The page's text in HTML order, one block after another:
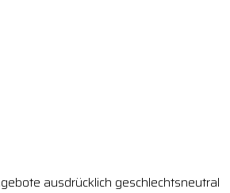
ausdrücklich geschlechtsneutral